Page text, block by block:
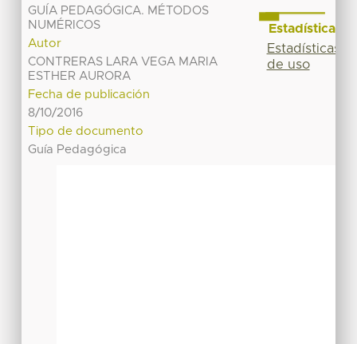
GUÍA PEDAGÓGICA. MÉTODOS
NUMÉRICOS
Autor
CONTRERAS LARA VEGA MARIA
ESTHER AURORA
Fecha de publicación
8/10/2016
Tipo de documento
Guía Pedagógica
Estadísticas
Estadísticas
de uso